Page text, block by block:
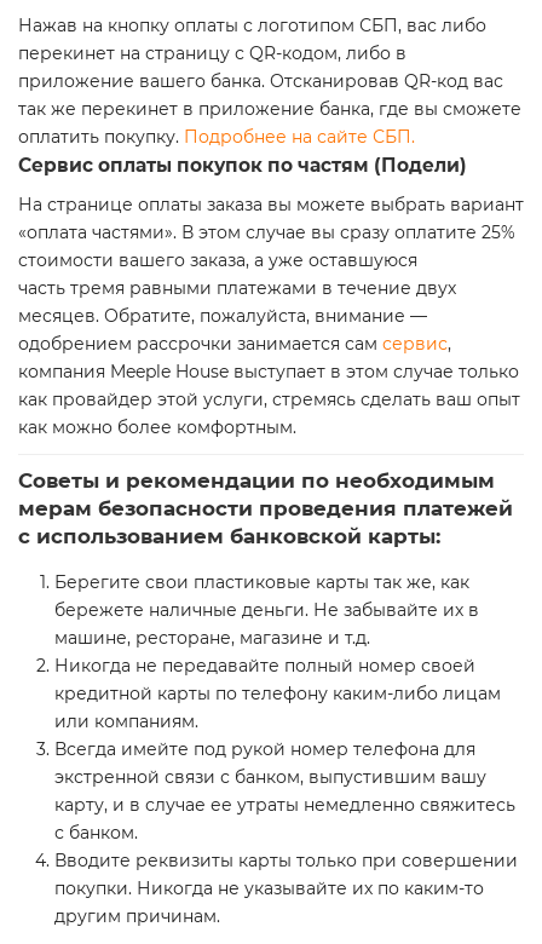
Нажав на кнопку оплаты с логотипом СБП, вас либо
перекинет на страницу с QR-кодом, либо в
приложение вашего банка. Отсканировав QR-код вас
так же перекинет в приложение банка, где вы сможете
оплатить покупку. Подробнее на сайте СБП.
Сервис оплаты покупок по частям (Подели)
На странице оплаты заказа вы можете выбрать вариант
«оплата частями». В этом случае вы сразу оплатите 25%
стоимости вашего заказа, а уже оставшуюся
часть тремя равными платежами в течение двух
месяцев. Обратите, пожалуйста, внимание —
одобрением рассрочки занимается сам сервис,
компания Meeple House выступает в этом случае только
как провайдер этой услуги, стремясь сделать ваш опыт
как можно более комфортным.
Советы и рекомендации по необходимым
мерам безопасности проведения платежей
с использованием банковской карты:
Берегите свои пластиковые карты так же, как
бережете наличные деньги. Не забывайте их в
машине, ресторане, магазине и т.д.
Никогда не передавайте полный номер своей
кредитной карты по телефону каким-либо лицам
или компаниям.
Всегда имейте под рукой номер телефона для
экстренной связи с банком, выпустившим вашу
карту, и в случае ее утраты немедленно свяжитесь
с банком.
Вводите реквизиты карты только при совершении
покупки. Никогда не указывайте их по каким-то
другим причинам.